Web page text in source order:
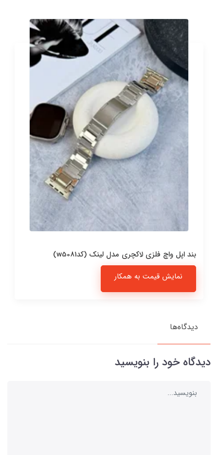
بند اپل واچ فلزی لاکچری مدل لینک (کدw5081)
نمایش قیمت به همکار
دیدگاه‌ها
دیدگاه خود را بنویسید